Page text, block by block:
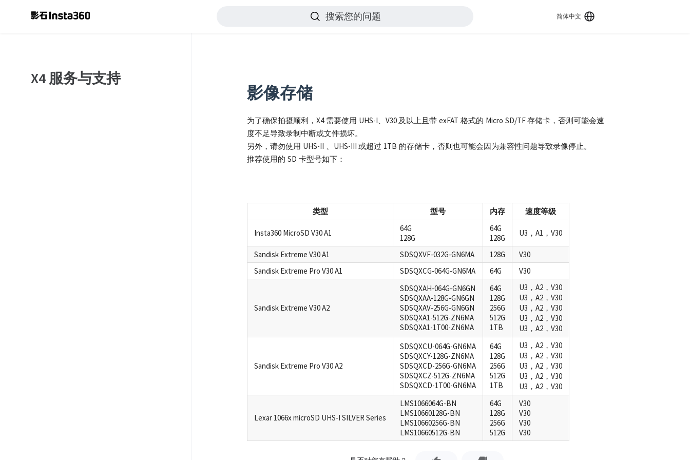
搜索您的问题 简体中文
X4 服务与支持
影像存储
为了确保拍摄顺利，X4 需要使用 UHS-I、V30 及以上且带 exFAT 格式的 Micro SD/TF 存储卡，否则可能会速
度不足导致录制中断或文件损坏。
另外，请勿使用 UHS-II 、UHS-III 或超过 1TB 的存储卡，否则也可能会因为兼容性问题导致录像停止。
推荐使用的 SD 卡型号如下：
类型 型号 内存 速度等级
Insta360 MicroSD V30 A1
64G
128G
64G
128G
U3，A1，V30
Sandisk Extreme V30 A1 SDSQXVF-032G-GN6MA 128G
V30
Sandisk Extreme Pro V30 A1
SDSQXCG-064G-GN6MA 64G V30
Sandisk Extreme V30 A2
SDSQXAH-064G-GN6GN
SDSQXAA-128G-GN6GN
SDSQXAV-256G-GN6GN
SDSQXA1-512G-ZN6MA
SDSQXA1-1T00-ZN6MA
64G
128G
256G
512G
1TB
U3，A2，V30
U3，A2，V30
U3，A2，V30
U3，A2，V30
U3，A2，V30
Sandisk Extreme Pro V30 A2
SDSQXCU-064G-GN6MA
SDSQXCY-128G-ZN6MA
SDSQXCD-256G-GN6MA
SDSQXCZ-512G-ZN6MA
SDSQXCD-1T00-GN6MA
64G
128G
256G
512G
1TB
U3，A2，V30
U3，A2，V30
U3，A2，V30
U3，A2，V30
U3，A2，V30
Lexar 1066x microSD UHS-I SILVER Series
LMS1066064G-BN
LMS10660128G-BN
LMS10660256G-BN
LMS10660512G-BN
64G
128G
256G
512G
V30
V30
V30
V30